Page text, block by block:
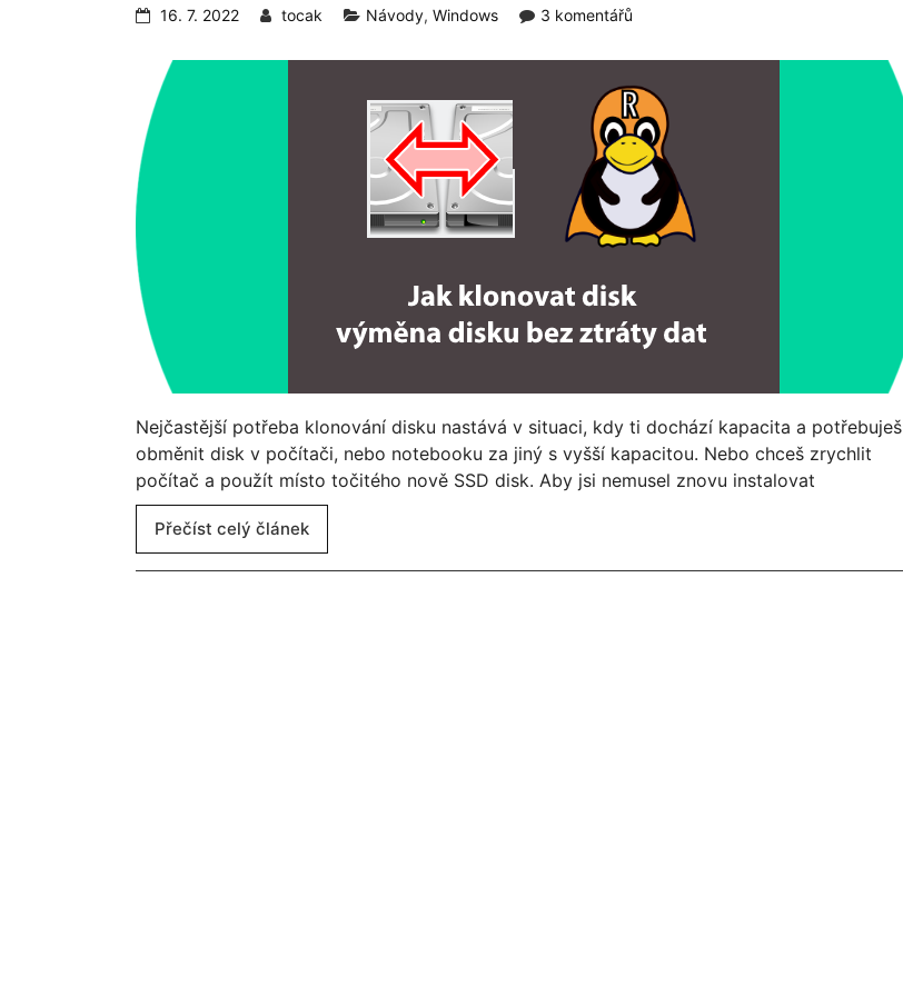
16. 7. 2022 tocak Návody, Windows 3 komentářů
Nejčastější potřeba klonování disku nastává v situaci, kdy ti dochází kapacita a potřebuješ
obměnit disk v počítači, nebo notebooku za jiný s vyšší kapacitou. Nebo chceš zrychlit
počítač a použít místo točitého nově SSD disk. Aby jsi nemusel znovu instalovat
Přečíst celý článek